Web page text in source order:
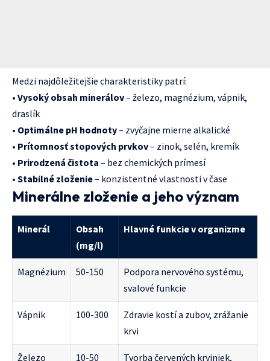
Medzi najdôležitejšie charakteristiky patrí:
• Vysoký obsah minerálov– železo, magnézium, vápnik,
draslík
• Optimálne pH hodnoty– zvyčajne mierne alkalické
• Prítomnosť stopových prvkov– zinok, selén, kremík
• Prirodzená čistota – bez chemických prímesí
• Stabilné zloženie– konzistentné vlastnosti v čase
Minerálne zloženie a jeho význam
Minerál
Obsah
(mg/l)
Hlavné funkcie v organizme
Magnézium 50-150
Podpora nervového systému,
svalové funkcie
Vápnik 100-300
Zdravie kostí a zubov, zrážanie
krvi
Železo 10-50 Tvorba červených krviniek,